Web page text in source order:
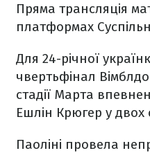
Пряма трансляція
платформах
Для 24-річної
чвертьфінал
стадії Марта
Ешлін Крюгер у двох
Паоліні провела